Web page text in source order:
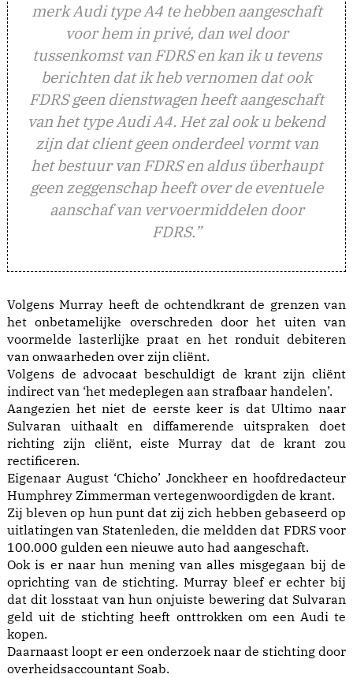
merk Audi type A4 te hebben aangeschaft
voor hem in privé, dan wel door
tussenkomst van FDRS en kan ik u tevens
berichten dat ik heb vernomen dat ook
FDRS geen dienstwagen heeft aangeschaft
van het type Audi A4. Het zal ook u bekend
zijn dat client geen onderdeel vormt van
het bestuur van FDRS en aldus überhaupt
geen zeggenschap heeft over de eventuele
aanschaf van vervoermiddelen door
FDRS.”
Volgens Murray heeft de ochtendkrant de grenzen van
het onbetamelijke overschreden door het uiten van
voormelde lasterlijke praat en het ronduit debiteren
van onwaarheden over zijn cliënt.
Volgens de advocaat beschuldigt de krant zijn cliënt
indirect van ‘het medeplegen aan strafbaar handelen’.
Aangezien het niet de eerste keer is dat Ultimo naar
Sulvaran uithaalt en diffamerende uitspraken doet
richting zijn cliënt, eiste Murray dat de krant zou
rectificeren.
Eigenaar August ‘Chicho’ Jonckheer en hoofdredacteur
Humphrey Zimmerman vertegenwoordigden de krant.
Zij bleven op hun punt dat zij zich hebben gebaseerd op
uitlatingen van Statenleden, die meldden dat FDRS voor
100.000 gulden een nieuwe auto had aangeschaft.
Ook is er naar hun mening van alles misgegaan bij de
oprichting van de stichting. Murray bleef er echter bij
dat dit losstaat van hun onjuiste bewering dat Sulvaran
geld uit de stichting heeft onttrokken om een Audi te
kopen.
Daarnaast loopt er een onderzoek naar de stichting door
overheidsaccountant Soab.